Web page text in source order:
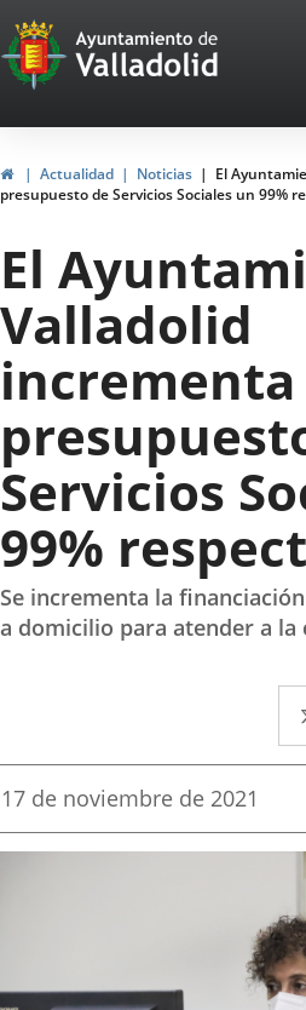
Portal
Web
del
Ayuntamiento
de
Valladolid
HomeActualidad Noticias
El
presupuesto de Servicios Sociales un 99%
El
Valladolid
incrementa
Servicios
99%
Se incrementa la
a domicilio para atender a la
Fecha
la
17 de noviembre de 2021